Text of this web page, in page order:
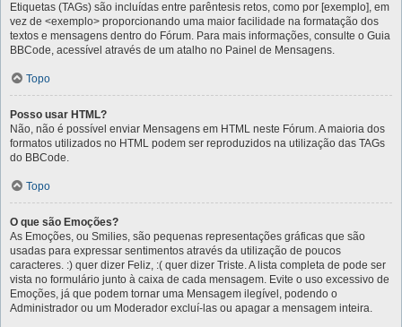
Etiquetas (TAGs) são incluídas entre parêntesis retos, como por [exemplo], em
vez de <exemplo> proporcionando uma maior facilidade na formatação dos
textos e mensagens dentro do Fórum. Para mais informações, consulte o Guia
BBCode, acessível através de um atalho no Painel de Mensagens.
Topo
Posso usar HTML?
Não, não é possível enviar Mensagens em HTML neste Fórum. A maioria dos
formatos utilizados no HTML podem ser reproduzidos na utilização das TAGs
do BBCode.
Topo
O que são Emoções?
As Emoções, ou Smilies, são pequenas representações gráficas que são
usadas para expressar sentimentos através da utilização de poucos
caracteres. :) quer dizer Feliz, :( quer dizer Triste. A lista completa de pode ser
vista no formulário junto à caixa de cada mensagem. Evite o uso excessivo de
Emoções, já que podem tornar uma Mensagem ilegível, podendo o
Administrador ou um Moderador excluí-las ou apagar a mensagem inteira.